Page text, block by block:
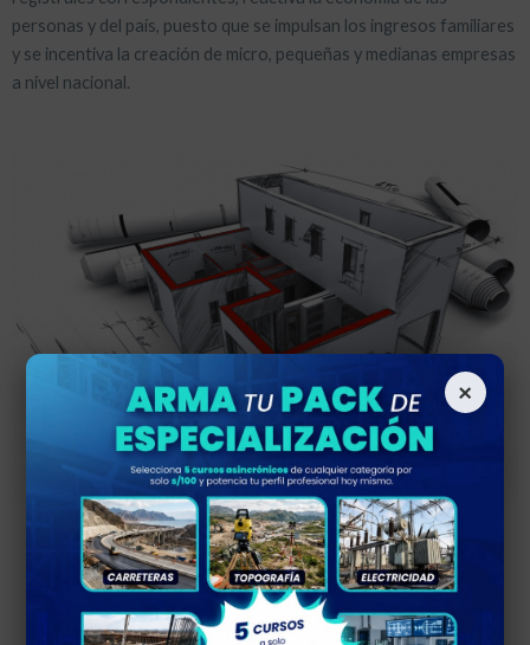
personas y del país, puesto que se impulsan los ingresos familiares
y se incentiva la creación de micro, pequeñas y medianas empresas
a nivel nacional.
SOLICITA TU
COTIZACIÓN
×